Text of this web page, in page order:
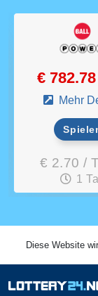
€
Mehr
€ 2.70 /
1
Diese Website